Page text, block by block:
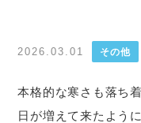
2026.03.01 その他
本格的な寒さも落ち
日が増えて来たよう